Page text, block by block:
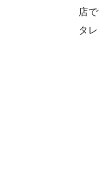
店
タ